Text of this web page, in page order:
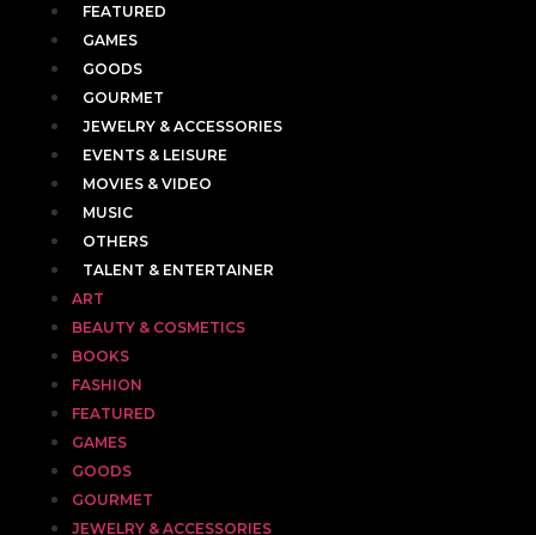
FEATURED
GAMES
GOODS
GOURMET
JEWELRY & ACCESSORIES
EVENTS & LEISURE
MOVIES & VIDEO
MUSIC
OTHERS
TALENT & ENTERTAINER
ART
BEAUTY & COSMETICS
BOOKS
FASHION
FEATURED
GAMES
GOODS
GOURMET
JEWELRY & ACCESSORIES